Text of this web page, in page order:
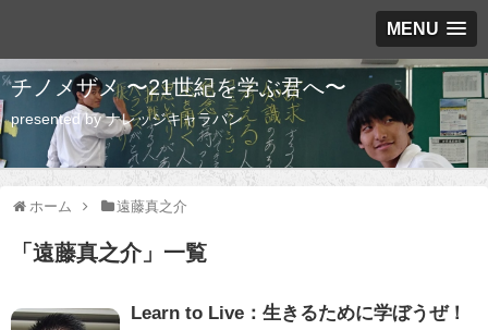
MENU
チノメザメ 〜21世紀を学ぶ君へ〜
presented by ナレッジキャラバン
ホーム 遠藤真之介
「 遠藤真之介」 一覧
Learn to Live：生きるために学ぼうぜ！